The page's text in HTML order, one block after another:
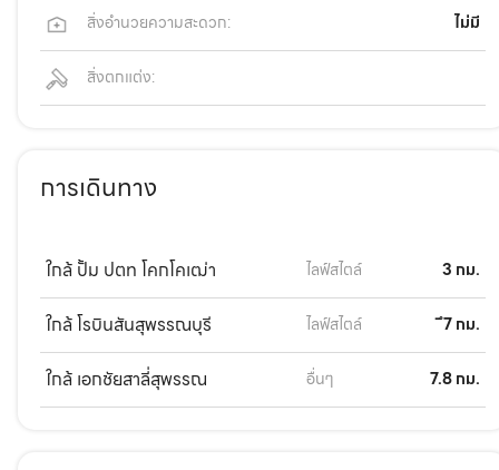
สิ่งอำนวยความสะดวก: ไม่มี
สิ่งตกแต่ง:
การเดินทาง
ใกล้ ปั้ม ปตท โคกโคเฒ่า ไลฟ์สไตล์ 3 กม.
ใกล้ โรบินสันสุพรรณบุรี ไลฟ์สไตล์ ึ7 กม.
ใกล้ เอกชัยสาลี่สุพรรณ อื่นๆ 7.8 กม.